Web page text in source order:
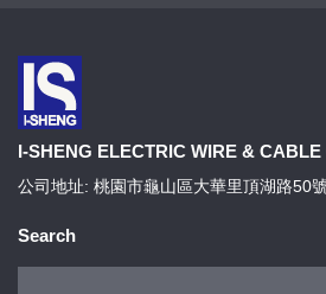
I-SHENG ELECTRIC WIRE & CABLE
公司地址: 桃園市龜山區大華里頂湖路50號
Search